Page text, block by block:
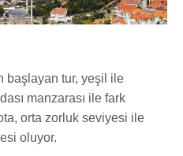
başlayan tur, yeşil ile
manzarası ile fark
orta zorluk seviyesi ile
oluyor.